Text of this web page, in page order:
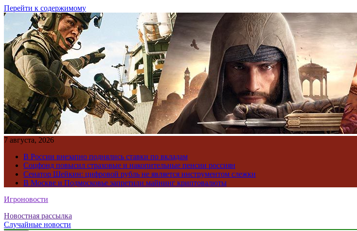
Перейти к содержимому
7 августа, 2026
В России внезапно поднялись ставки по вкладам
Соцфонд повысил страховые и накопительные пенсии россиян
Сенатор Шейкин: цифровой рубль не является инструментом слежки
В Москве и Подмосковье запретили майнинг криптовалюты
Игроновости
Новостная рассылка
Случайные новости